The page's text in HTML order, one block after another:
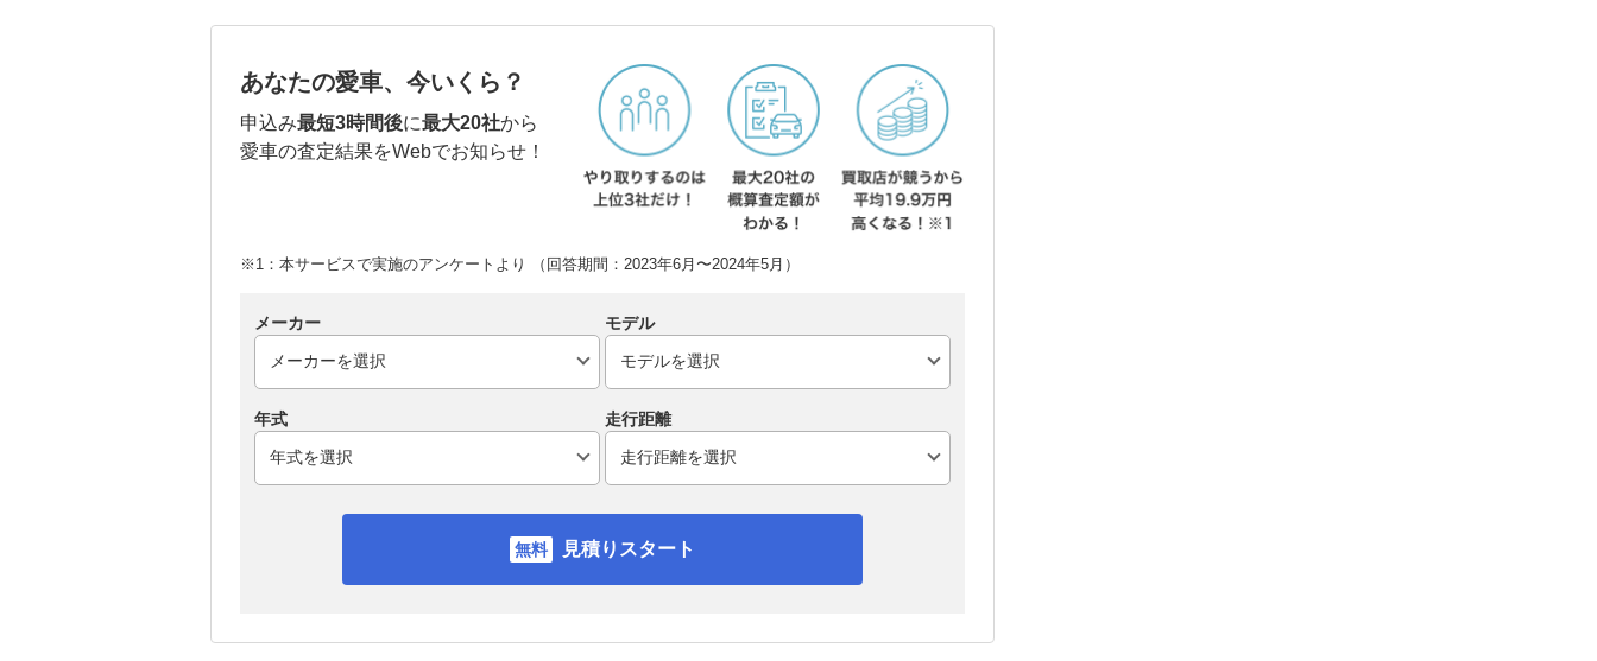
あなたの愛車、今いくら？
申込み最短3時間後に最大20社から
愛車の査定結果をWebでお知らせ！
※1：本サービスで実施のアンケートより （回答期間：2023年6月〜2024年5月）
メーカー モデル
年式 走行距離
見積りスタート